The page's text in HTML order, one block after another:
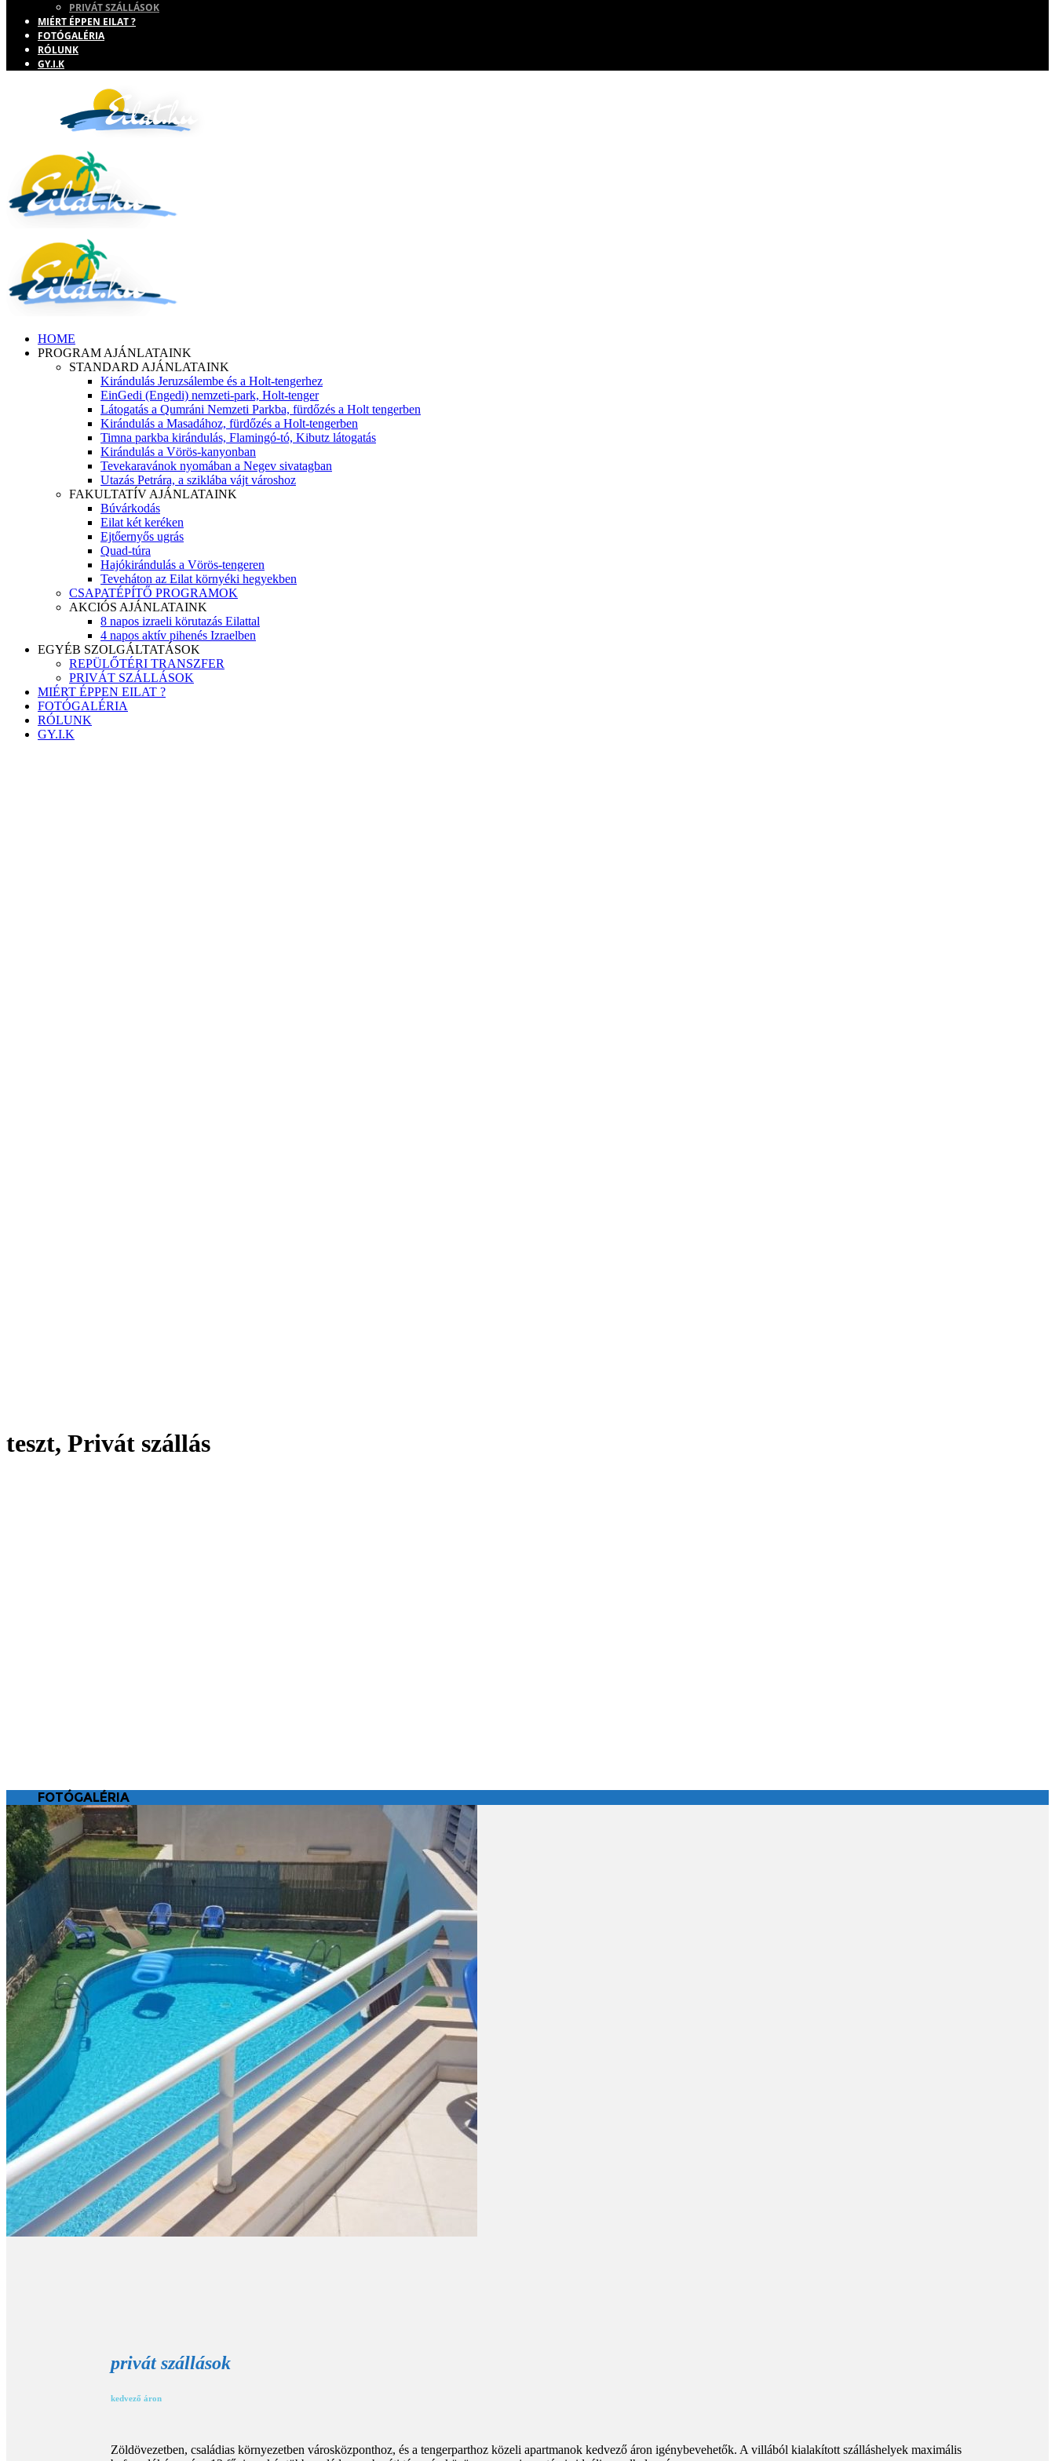
PRIVÁT SZÁLLÁSOK
MIÉRT ÉPPEN EILAT ?
FOTÓGALÉRIA
RÓLUNK
GY.I.K
HOME
PROGRAM AJÁNLATAINK
STANDARD AJÁNLATAINK
Kirándulás Jeruzsálembe és a Holt-tengerhez
EinGedi (Engedi) nemzeti-park, Holt-tenger
Látogatás a Qumráni Nemzeti Parkba, fürdőzés a Holt tengerben
Kirándulás a Masadához, fürdőzés a Holt-tengerben
Timna parkba kirándulás, Flamingó-tó, Kibutz látogatás
Kirándulás a Vörös-kanyonban
Tevekaravánok nyomában a Negev sivatagban
Utazás Petrára, a sziklába vájt városhoz
FAKULTATÍV AJÁNLATAINK
Búvárkodás
Eilat két keréken
Ejtőernyős ugrás
Quad-túra
Hajókirándulás a Vörös-tengeren
Teveháton az Eilat környéki hegyekben
CSAPATÉPÍTŐ PROGRAMOK
AKCIÓS AJÁNLATAINK
8 napos izraeli körutazás Eilattal
4 napos aktív pihenés Izraelben
EGYÉB SZOLGÁLTATÁSOK
REPÜLŐTÉRI TRANSZFER
PRIVÁT SZÁLLÁSOK
MIÉRT ÉPPEN EILAT ?
FOTÓGALÉRIA
RÓLUNK
GY.I.K
teszt, Privát szállás
FOTÓGALÉRIA
privát szállások
kedvező áron
Zöldövezetben, családias környezetben városközponthoz, és a tengerparthoz közeli apartmanok kedvező áron igénybevehetők. A villából kialakított szálláshelyek maximális